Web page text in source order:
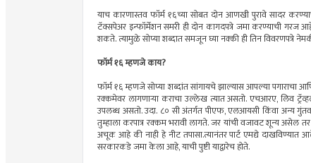
याच कारणास्तव फॉर्म १६च्या सोबत दोन आणखी पुरावे सादर
टॅक्सपेअर इन्फॉर्मेशन समरी ही दोन कागदपत्रे जमा करण्याची
शकते. त्यामुळे सोप्या शब्दात समजून घ्या नक्की ही तिन विवरणपत्रे
फॉर्म १६ म्हणजे काय?
फॉर्म १६ म्हणजे सोप्या शब्दांत सांगायचे झाल्यास आपल्या पगाराचा
रक्कमेवर लागणाऱ्या कराचा उल्लेख त्यात असतो. एचआरए, लिव
उपलब्ध असतो. उदा. ८० सी अंतर्गत पीएफ, एलआयसी किंवा अन्य
तुम्हाला करपात्र रक्कम भरावी लागते. जर यांची वजावट शून्य असेल
अचूक आहे की नाही हे नीट तपासा.त्यानंतर पार्ट एमद्ये
सरकारकडे जमा केला आहे, याची पुष्टी याद्वारेच होते.